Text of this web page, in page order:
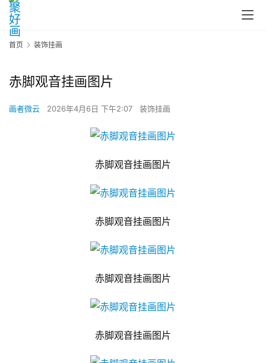
首页 装饰挂画
赤脚观音挂画图片
画者微云 2026年4月6日 下午2:07 装饰挂画
赤脚观音挂画图片
赤脚观音挂画图片
赤脚观音挂画图片
赤脚观音挂画图片